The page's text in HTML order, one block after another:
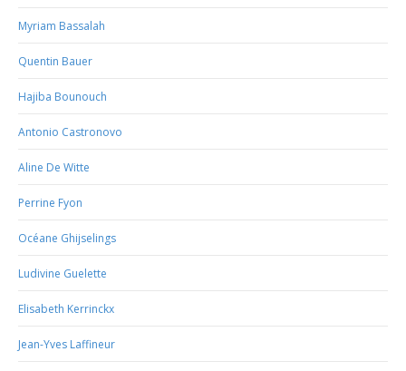
Myriam Bassalah
Quentin Bauer
Hajiba Bounouch
Antonio Castronovo
Aline De Witte
Perrine Fyon
Océane Ghijselings
Ludivine Guelette
Elisabeth Kerrinckx
Jean-Yves Laffineur